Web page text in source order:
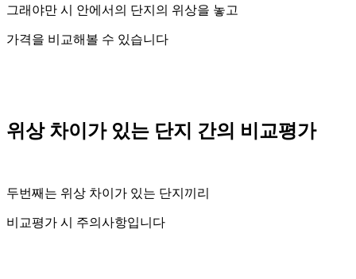
그래야만 시 안에서의 단지의 위상을 놓고
가격을 비교해볼 수 있습니다
위상 차이가 있는 단지 간의 비교평가
두번째는 위상 차이가 있는 단지끼리
비교평가 시 주의사항입니다